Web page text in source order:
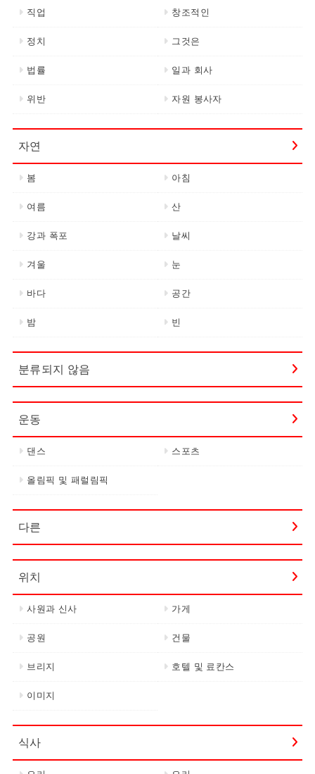
직업 창조적인
정치 그것은
법률 일과 회사
위반 자원 봉사자
자연
봄 아침
여름 산
강과 폭포 날씨
겨울 눈
바다 공간
밤 빈
분류되지 않음
운동
댄스 스포츠
올림픽 및 패럴림픽
다른
위치
사원과 신사 가게
공원 건물
브리지 호텔 및 료칸스
이미지
식사